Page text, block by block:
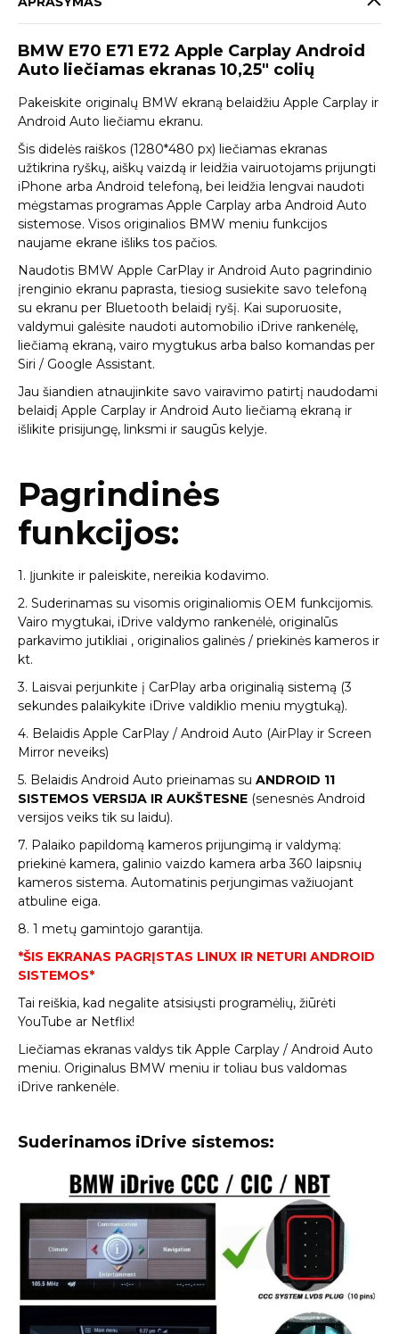
BMW E70 E71 E72 Apple Carplay Android
Auto liečiamas ekranas 10,25″ colių
Pakeiskite originalų BMW ekraną belaidžiu Apple Carplay ir
Android Auto liečiamu ekranu.
Šis didelės raiškos (1280*480 px) liečiamas ekranas
užtikrina ryškų, aiškų vaizdą ir leidžia vairuotojams prijungti
iPhone arba Android telefoną, bei leidžia lengvai naudoti
mėgstamas programas Apple Carplay arba Android Auto
sistemose. Visos originalios BMW meniu funkcijos
naujame ekrane išliks tos pačios.
Naudotis BMW Apple CarPlay ir Android Auto pagrindinio
įrenginio ekranu paprasta, tiesiog susiekite savo telefoną
su ekranu per Bluetooth belaidį ryšį. Kai suporuosite,
valdymui galėsite naudoti automobilio iDrive rankenėlę,
liečiamą ekraną, vairo mygtukus arba balso komandas per
Siri / Google Assistant.
Jau šiandien atnaujinkite savo vairavimo patirtį naudodami
belaidį Apple Carplay ir Android Auto liečiamą ekraną ir
išlikite prisijungę, linksmi ir saugūs kelyje.
Pagrindinės
funkcijos:
1. Įjunkite ir paleiskite, nereikia kodavimo.
2. Suderinamas su visomis originaliomis OEM funkcijomis.
Vairo mygtukai, iDrive valdymo rankenėlė, originalūs
parkavimo jutikliai , originalios galinės / priekinės kameros ir
kt.
3. Laisvai perjunkite į CarPlay arba originalią sistemą (3
sekundes palaikykite iDrive valdiklio meniu mygtuką).
4. Belaidis Apple CarPlay / Android Auto (AirPlay ir Screen
Mirror neveiks)
5. Belaidis Android Auto prieinamas su ANDROID 11
SISTEMOS VERSIJA IR AUKŠTESNE (senesnės Android
versijos veiks tik su laidu).
7. Palaiko papildomą kameros prijungimą ir valdymą:
priekinė kamera, galinio vaizdo kamera arba 360 laipsnių
kameros sistema. Automatinis perjungimas važiuojant
atbuline eiga.
8. 1 metų gamintojo garantija.
*ŠIS EKRANAS PAGRĮSTAS LINUX IR NETURI ANDROID
SISTEMOS*
Tai reiškia, kad negalite atsisiųsti programėlių, žiūrėti
YouTube ar Netflix!
Liečiamas ekranas valdys tik Apple Carplay / Android Auto
meniu. Originalus BMW meniu ir toliau bus valdomas
iDrive rankenėle.
Suderinamos iDrive sistemos: